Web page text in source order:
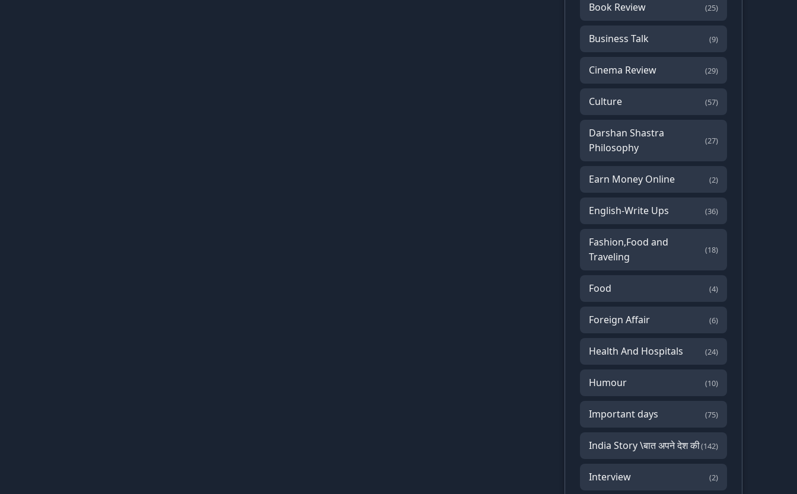
Book Review (25)
Business Talk (9)
Cinema Review (29)
Culture (57)
Darshan Shastra
Philosophy
(27)
Earn Money Online (2)
English-Write Ups (36)
Fashion,Food and
Traveling
(18)
Food (4)
Foreign Affair (6)
Health And Hospitals (24)
Humour (10)
Important days (75)
India Story \बात अपने देश की(142)
Interview (2)